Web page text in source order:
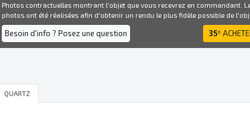
Photos contractuelles montrant l'objet que vous recevrez en commandant.
photos ont été réalisées afin d'obtenir un rendu le plus fidèle possible de
Besoin d'info ? Posez une question 35€
QUARTZ